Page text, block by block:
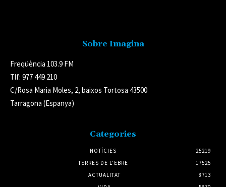
Sobre Imagina
Freqüència 103.9 FM
Tlf: 977 449 210
C/Rosa Maria Moles, 2, baixos Tortosa 43500
Tarragona (Espanya)
Categories
NOTÍCIES
25219
TERRES DE L'EBRE
17525
ACTUALITAT
8713